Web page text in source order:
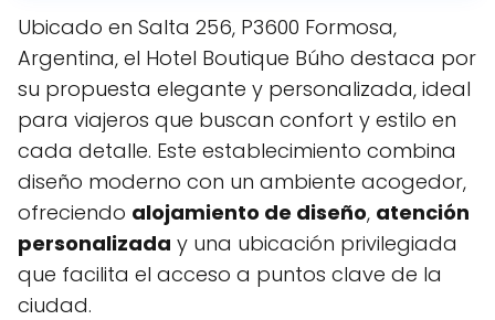
Ubicado en Salta 256, P3600 Formosa,
Argentina, el Hotel Boutique Búho destaca por
su propuesta elegante y personalizada, ideal
para viajeros que buscan confort y estilo en
cada detalle. Este establecimiento combina
diseño moderno con un ambiente acogedor,
ofreciendo alojamiento de diseño, atención
personalizada y una ubicación privilegiada
que facilita el acceso a puntos clave de la
ciudad.